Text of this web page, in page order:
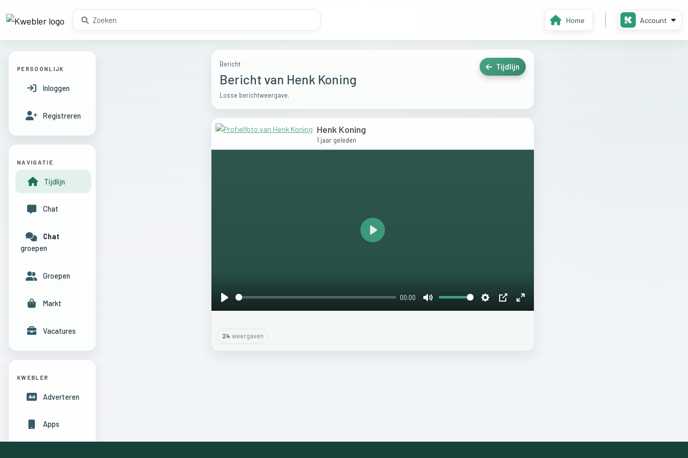
Home Account
Bericht
Bericht van Henk Koning
Losse berichtweergave.
Tijdlijn
Henk Koning
1 jaar geleden
00:00
Play
24 weergaven
PERSOONLIJK
Inloggen
Registreren
NAVIGATIE
Tijdlijn
Chat
Chat
groepen
Groepen
Markt
Vacatures
KWEBLER
Adverteren
Apps